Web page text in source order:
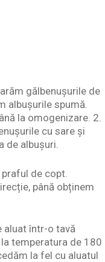
gălbenușurile de
albușurile spumă.
la omogenizare. 2.
cu sare și
de albușuri.
de copt.
până obținem
aluat într-o tavă
temperatura de 180
la fel cu aluatul